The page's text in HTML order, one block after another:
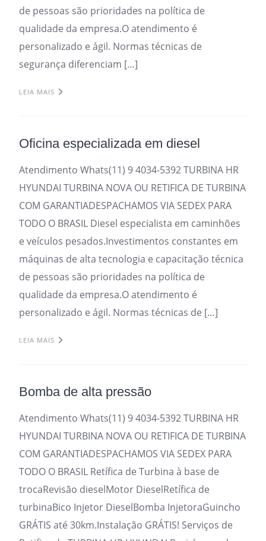
de pessoas são prioridades na política de
qualidade da empresa.O atendimento é
personalizado e ágil. Normas técnicas de
segurança diferenciam […]
LEIA MAIS
Oficina especializada em diesel
Atendimento Whats(11) 9 4034-5392 TURBINA HR
HYUNDAI TURBINA NOVA OU RETIFICA DE TURBINA
COM GARANTIADESPACHAMOS VIA SEDEX PARA
TODO O BRASIL Diesel especialista em caminhões
e veículos pesados.Investimentos constantes em
máquinas de alta tecnologia e capacitação técnica
de pessoas são prioridades na política de
qualidade da empresa.O atendimento é
personalizado e ágil. Normas técnicas de […]
LEIA MAIS
Bomba de alta pressão
Atendimento Whats(11) 9 4034-5392 TURBINA HR
HYUNDAI TURBINA NOVA OU RETIFICA DE TURBINA
COM GARANTIADESPACHAMOS VIA SEDEX PARA
TODO O BRASIL Retífica de Turbina à base de
trocaRevisão dieselMotor DieselRetífica de
turbinaBico Injetor DieselBomba InjetoraGuincho
GRÁTIS até 30km.Instalação GRÁTIS! Serviços de